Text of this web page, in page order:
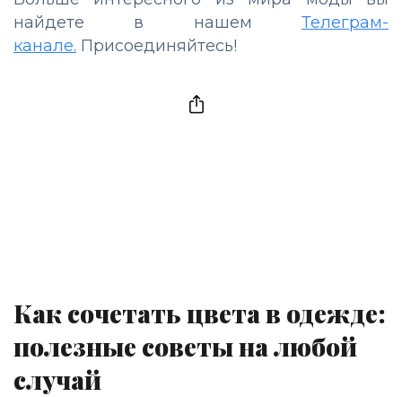
найдете в нашем Телеграм-
канале. Присоединяйтесь!
Как сочетать цвета в одежде:
полезные советы на любой
случай